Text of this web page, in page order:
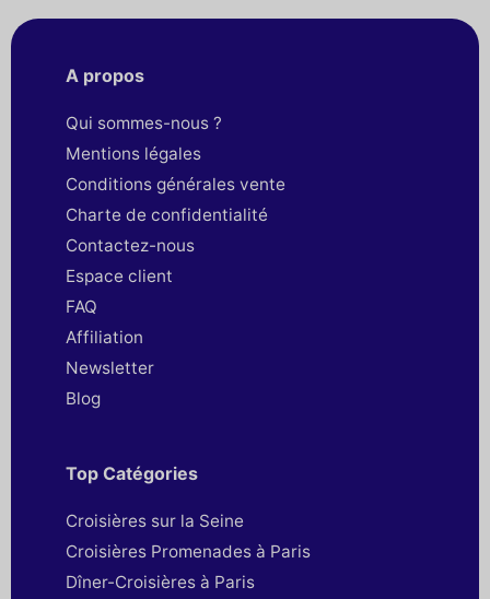
A propos
Qui sommes-nous ?
Mentions légales
Conditions générales vente
Charte de confidentialité
Contactez-nous
Espace client
FAQ
Affiliation
Newsletter
Blog
Top Catégories
Croisières sur la Seine
Croisières Promenades à Paris
Dîner-Croisières à Paris